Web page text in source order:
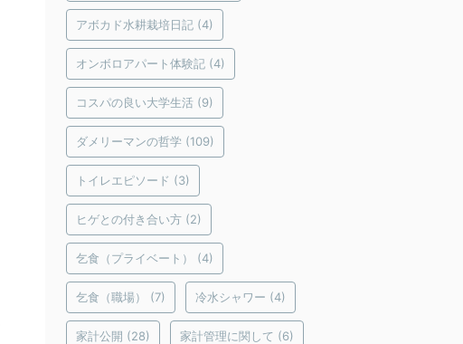
アボカド水耕栽培日記 (4)
オンボロアパート体験記 (4)
コスパの良い大学生活 (9)
ダメリーマンの哲学 (109)
トイレエピソード (3)
ヒゲとの付き合い方 (2)
乞食（プライベート） (4)
乞食（職場） (7) 冷水シャワー (4)
家計公開 (28) 家計管理に関して (6)